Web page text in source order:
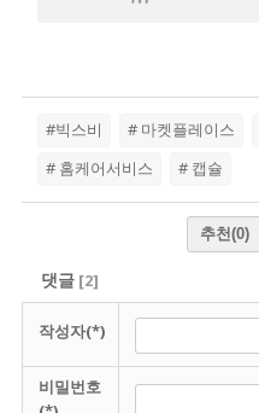
#빅스비 # 마켓플레이스
# 홈케어서비스 # 캡슐
추천(0)
댓글[2]
작성자(*)
비밀번호